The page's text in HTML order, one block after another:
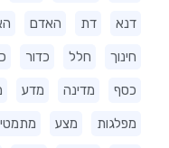
דנא דת האדם
חינוך חלל כדור
כסף מדינה מדע
מפלגות מצע